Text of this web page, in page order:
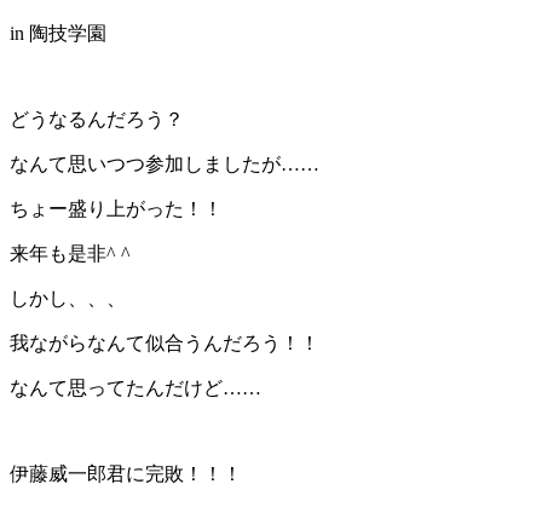
in 陶技学園
どうなるんだろう？
なんて思いつつ参加しましたが……
ちょー盛り上がった！！
来年も是非^ ^
しかし、、、
我ながらなんて似合うんだろう！！
なんて思ってたんだけど……
伊藤威一郎君に完敗！！！